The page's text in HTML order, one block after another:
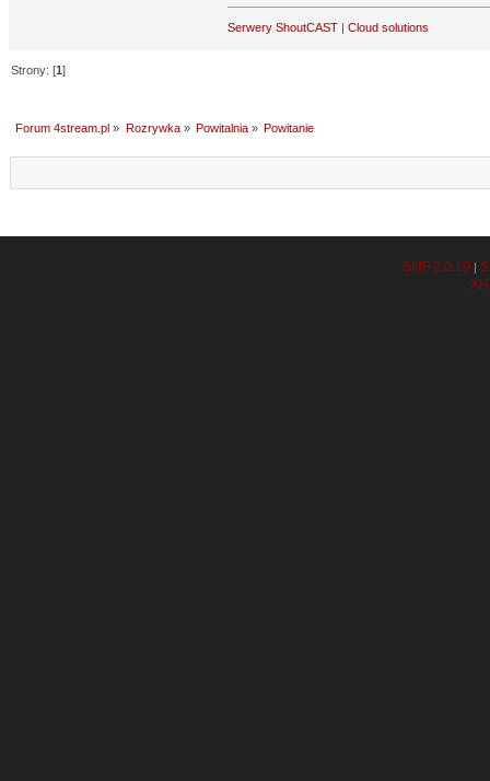
Serwery ShoutCAST| Cloud solutions
Strony: [1]
Forum 4stream.pl » Rozrywka» Powitalnia» Powitanie
SMF 2.0.19 |